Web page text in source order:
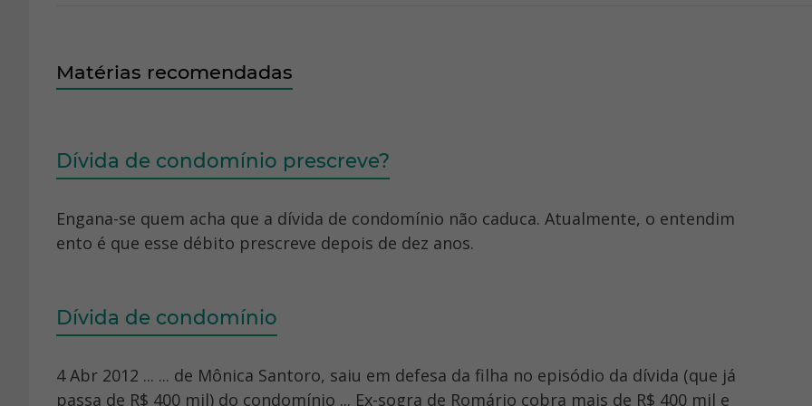
Matérias recomendadas
Dívida de condomínio prescreve?
Engana-se quem acha que a dívida de condomínio não caduca. Atualmente, o entendim
ento é que esse débito prescreve depois de dez anos.
Dívida de condomínio
4 Abr 2012 ... ... de Mônica Santoro, saiu em defesa da filha no episódio da dívida (que já
passa de R$ 400 mil) do condomínio ... Ex-sogra de Romário cobra mais de R$ 400 mil e